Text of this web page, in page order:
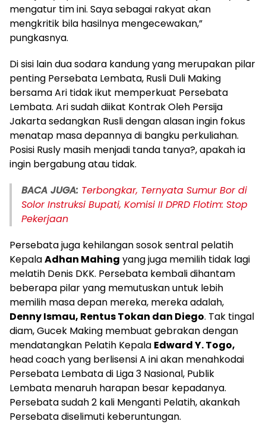
mengatur tim ini. Saya sebagai rakyat akan
mengkritik bila hasilnya mengecewakan,”
pungkasnya.
Di sisi lain dua sodara kandung yang merupakan pilar
penting Persebata Lembata, Rusli Duli Making
bersama Ari tidak ikut memperkuat Persebata
Lembata. Ari sudah diikat Kontrak Oleh Persija
Jakarta sedangkan Rusli dengan alasan ingin fokus
menatap masa depannya di bangku perkuliahan.
Posisi Rusly masih menjadi tanda tanya?, apakah ia
ingin bergabung atau tidak.
BACA JUGA: Terbongkar, Ternyata Sumur Bor di
Solor Instruksi Bupati, Komisi II DPRD Flotim: Stop
Pekerjaan
Persebata juga kehilangan sosok sentral pelatih
KepalaAdhan Mahing yang juga memilih tidak lagi
melatih Denis DKK. Persebata kembali dihantam
beberapa pilar yang memutuskan untuk lebih
memilih masa depan mereka, mereka adalah,
Denny Ismau, Rentus Tokan dan Diego. Tak tingal
diam, Gucek Making membuat gebrakan dengan
mendatangkan Pelatih Kepala Edward Y. Togo,
head coach yang berlisensi A ini akan menahkodai
Persebata Lembata di Liga 3 Nasional, Publik
Lembata menaruh harapan besar kepadanya.
Persebata sudah 2 kali Menganti Pelatih, akankah
Persebata diselimuti keberuntungan.